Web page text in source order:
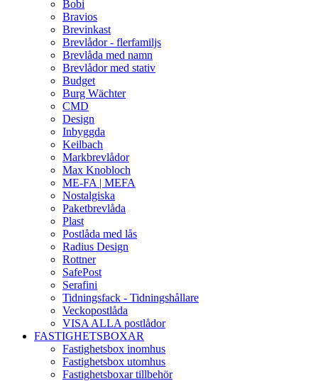
Bobi
Bravios
Brevinkast
Brevlådor - flerfamiljs
Brevlåda med namn
Brevlådor med stativ
Budget
Burg Wächter
CMD
Design
Inbyggda
Keilbach
Markbrevlådor
Max Knobloch
ME-FA | MEFA
Nostalgiska
Paketbrevlåda
Plast
Postlåda med lås
Radius Design
Rottner
SafePost
Serafini
Tidningsfack - Tidningshållare
Veckopostlåda
VISA ALLA postlådor
FASTIGHETSBOXAR
Fastighetsbox inomhus
Fastighetsbox utomhus
Fastighetsboxar tillbehör